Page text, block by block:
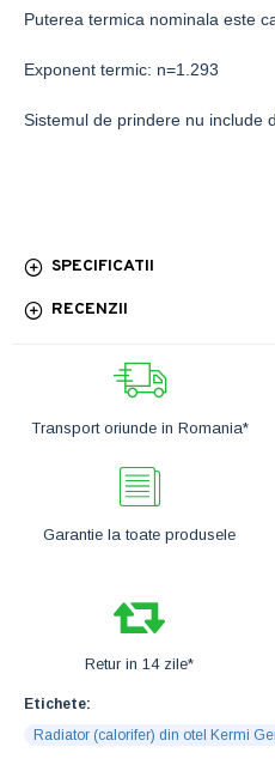
Transport oriunde in Romania*
Garantie la toate produsele
Retur in 14 zile*
Puterea termica nominala este
Exponent termic: n=1.293
Sistemul de prindere nu include
SPECIFICATII
RECENZII
Etichete:
Radiator (calorifer) din otel Kermi